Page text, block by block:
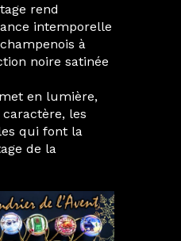
rend
intemporelle
à
noire satinée
en lumière,
les
qui font la
de la